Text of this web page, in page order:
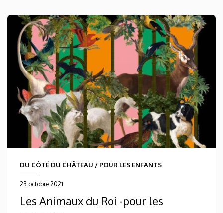
DU CÔTÉ DU CHÂTEAU / POUR LES ENFANTS
23 octobre 2021
Les Animaux du Roi -pour les